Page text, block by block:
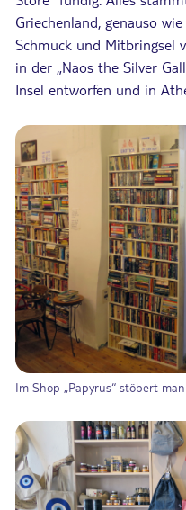
Griechenland, genauso
Schmuck und Mitbringsel
in der „Naos the Silver
Insel entworfen und in
Im Shop „Papyrus“ stöbert